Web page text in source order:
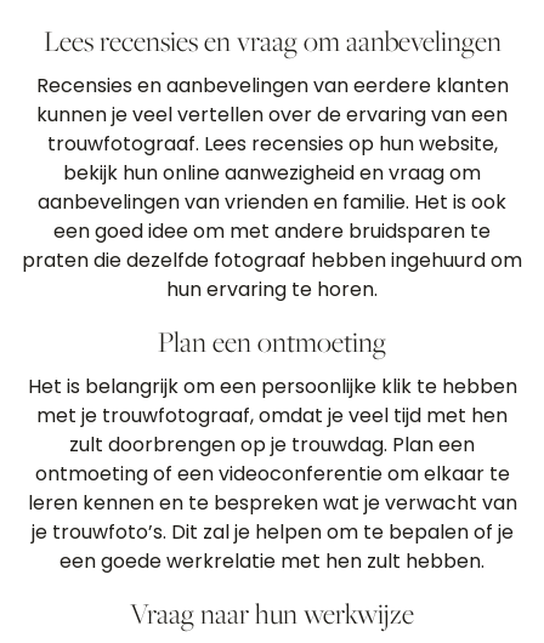
Lees recensies en vraag om aanbevelingen
Recensies en aanbevelingen van eerdere klanten
kunnen je veel vertellen over de ervaring van een
trouwfotograaf. Lees recensies op hun website,
bekijk hun online aanwezigheid en vraag om
aanbevelingen van vrienden en familie. Het is ook
een goed idee om met andere bruidsparen te
praten die dezelfde fotograaf hebben ingehuurd om
hun ervaring te horen.
Plan een ontmoeting
Het is belangrijk om een persoonlijke klik te hebben
met je trouwfotograaf, omdat je veel tijd met hen
zult doorbrengen op je trouwdag. Plan een
ontmoeting of een videoconferentie om elkaar te
leren kennen en te bespreken wat je verwacht van
je trouwfoto’s. Dit zal je helpen om te bepalen of je
een goede werkrelatie met hen zult hebben.
Vraag naar hun werkwijze